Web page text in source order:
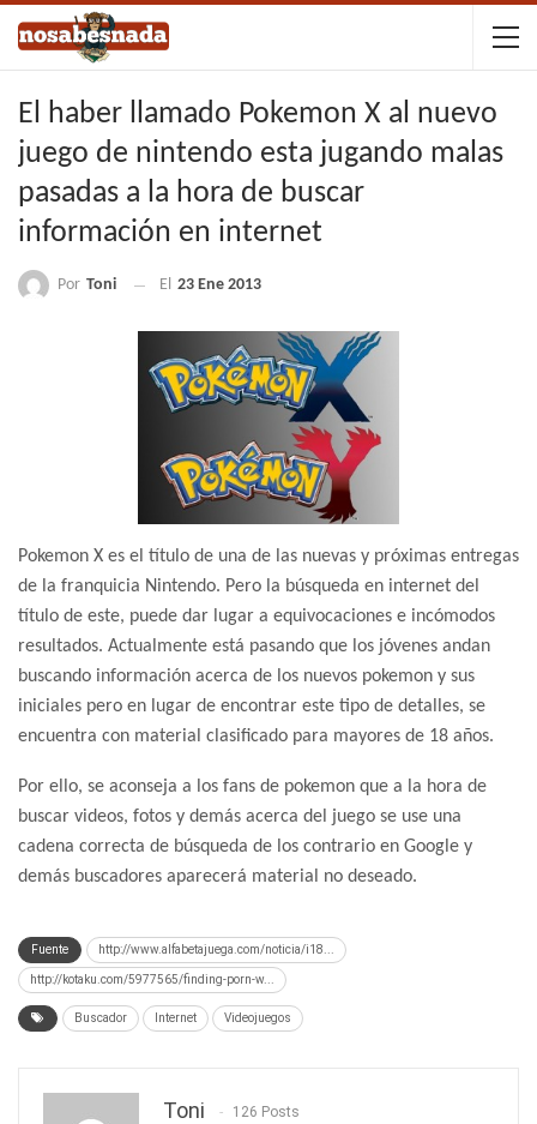
El haber llamado Pokemon X al nuevo
juego de nintendo esta jugando malas
pasadas a la hora de buscar
información en internet
Por Toni El 23 Ene 2013
Pokemon X es el título de una de las nuevas y próximas entregas
de la franquicia Nintendo. Pero la búsqueda en internet del
título de este, puede dar lugar a equivocaciones e incómodos
resultados. Actualmente está pasando que los jóvenes andan
buscando información acerca de los nuevos pokemon y sus
iniciales pero en lugar de encontrar este tipo de detalles, se
encuentra con material clasificado para mayores de 18 años.
Por ello, se aconseja a los fans de pokemon que a la hora de
buscar videos, fotos y demás acerca del juego se use una
cadena correcta de búsqueda de los contrario en Google y
demás buscadores aparecerá material no deseado.
Fuente http://www.alfabetajuega.com/noticia/i18...
http://kotaku.com/5977565/finding-porn-w...
Buscador Internet Videojuegos
Toni 126 Posts